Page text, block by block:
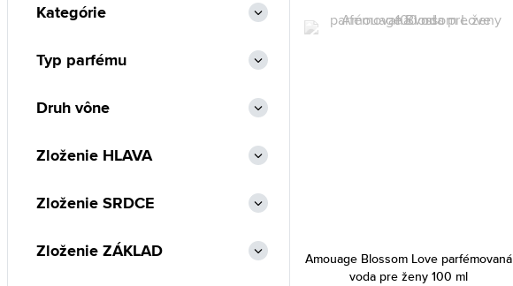
Amouage Blossom Love parfémovaná
voda pre ženy 100 ml
Aigner (45)
Al Haramain (211)
Alfred Sung (10)
Amouage (87)
Kategórie
Typ parfému
Druh vône
Zloženie HLAVA
Zloženie SRDCE
Zloženie ZÁKLAD